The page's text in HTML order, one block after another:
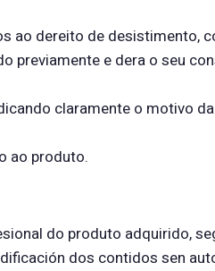
ao dereito de desistimento,
previamente e dera o seu
claramente o motivo
ao produto.
do produto adquirido,
dos contidos sen